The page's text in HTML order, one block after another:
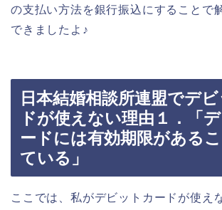
の支払い方法を銀行振込にすることで
できましたよ♪
日本結婚相談所連盟でデ
ドが使えない理由１．「
ードには有効期限がある
ている」
ここでは、私がデビットカードが使え